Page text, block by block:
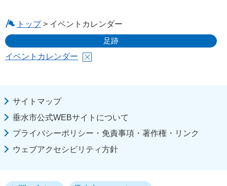
トップ> イベントカレンダー
足跡
イベントカレンダー
サイトマップ
垂水市公式WEBサイトについて
プライバシーポリシー・免責事項・著作権・リンク
ウェブアクセシビリティ方針